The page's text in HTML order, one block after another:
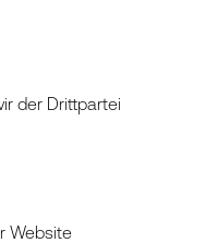
der Drittpartei
Website